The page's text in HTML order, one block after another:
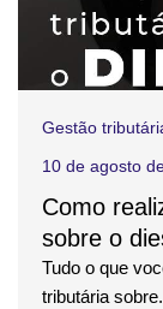
Gestão
10 de agosto
Como
sobre o
Tudo o que
tributária